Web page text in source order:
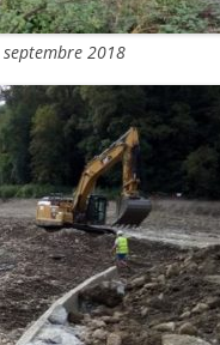
2018